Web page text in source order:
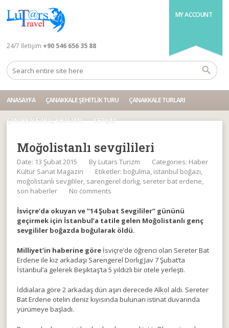
MY ACCOUNT
24/7 İletişim +90 546 656 35 88
ANASAYFA ÇANAKKALE ŞEHITLIK TURU ÇANAKKALE TURLARI
ÇANAKKALE ARAÇ KIRALAMA İLETIŞIM
Moğolistanlı sevgilileri
Date: 13 Şubat 2015 By Lutars Turizm Categories: Haber
Kültür Sanat Magazin
Etiketler: boğulma, istanbul boğazı,
moğolistanlı sevgililer, sarengerel dorlıg, sereter bat erdene,
son haberler
No comments
İsviçre’da okuyan ve “14 Şubat Sevgililer” gününü
geçirmek için İstanbul’a tatile gelen Moğolistanlı genç
sevgililer boğazda boğularak öldü.
Milliyet’in haberine göre İsviçre’de öğrenci olan Sereter Bat
Erdene ile kız arkadaşı Sarengerel Dorlıg Jav 7 Şubat’ta
İstanbul’a gelerek Beşiktaş’ta 5 yıldızlı bir otele yerleşti.
İddialara göre 2 arkadaş dün aşırı derecede Alkol aldı. Sereter
Bat Erdene otelin deniz kıyısında bulunan istinat duvarında
yürümeye başladı.